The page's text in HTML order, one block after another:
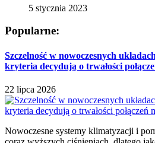
5 stycznia 2023
Popularne:
Szczelność w nowoczesnych
kryteria decydują o trwałości
22 lipca 2026
Nowoczesne systemy klimatyzacji i